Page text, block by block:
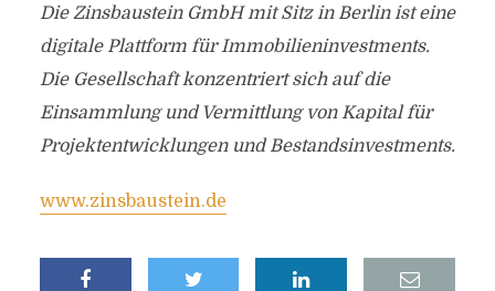
Die Zinsbaustein GmbH mit Sitz in Berlin ist eine
digitale Plattform für Immobilieninvestments.
Die Gesellschaft konzentriert sich auf die
Einsammlung und Vermittlung von Kapital für
Projektentwicklungen und Bestandsinvestments.
www.zinsbaustein.de